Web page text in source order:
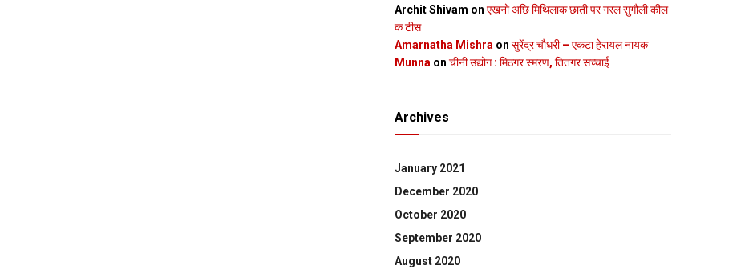
Archit Shivam on एखनो अछि मिथिलाक छाती पर गरल सुगौली कील
क टीस
Amarnatha Mishra on सुरेंद्र चौधरी – एकटा हेरायल नायक
Munna on चीनी उद्योग : मिठगर स्‍मरण, तितगर सच्‍चाई
Archives
January 2021
December 2020
October 2020
September 2020
August 2020